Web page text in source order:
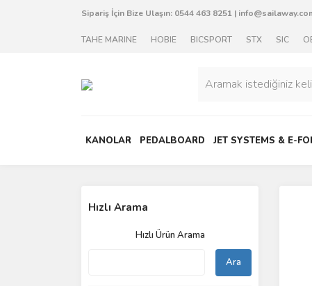
Sipariş İçin Bize Ulaşın: 0544 463 8251 |
TAHE MARINE HOBIE BICSPORT STX SIC
KANOLAR PEDALBOARD JET SYSTEMS & E-
Hızlı Arama
Hızlı Ürün Arama
Ara